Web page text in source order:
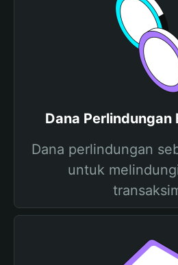
Dana Perlindungan
Dana perlindungan
untuk